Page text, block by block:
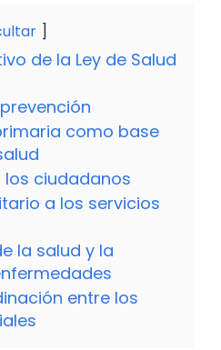
de la Ley de Salud
como base
los ciudadanos
a los servicios
la salud y la
entre los